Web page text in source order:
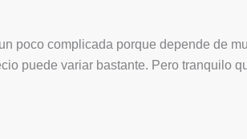
poco complicada porque depende de
puede variar bastante. Pero tranquilo